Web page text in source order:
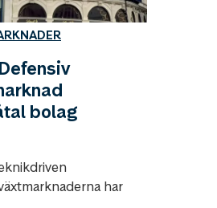
bolag
har